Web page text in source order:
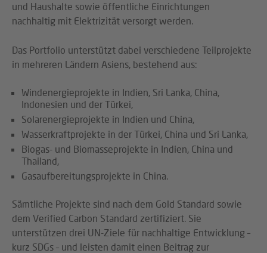
und Haushalte sowie öffentliche Einrichtungen
nachhaltig mit Elektrizität versorgt werden.
Das Portfolio unterstützt dabei verschiedene Teilprojekte
in mehreren Ländern Asiens, bestehend aus:
Windenergieprojekte in Indien, Sri Lanka, China,
Indonesien und der Türkei,
Solarenergieprojekte in Indien und China,
Wasserkraftprojekte in der Türkei, China und Sri Lanka,
Biogas- und Biomasseprojekte in Indien, China und
Thailand,
Gasaufbereitungsprojekte in China.
Sämtliche Projekte sind nach dem Gold Standard sowie
dem Verified Carbon Standard zertifiziert. Sie
unterstützen drei UN-Ziele für nachhaltige Entwicklung –
kurz SDGs – und leisten damit einen Beitrag zur